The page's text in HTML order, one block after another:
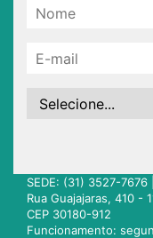
SEDE: (31) 3527-7676 |
Rua Guajajaras, 410 -
CEP 30180-912
Funcionamento: